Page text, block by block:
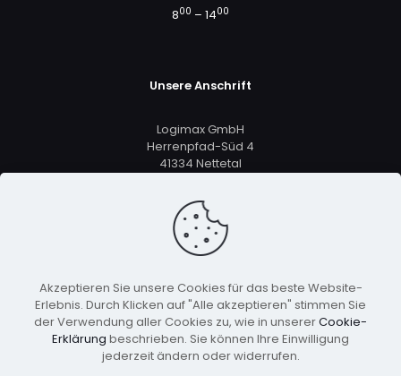
800 – 1400
Unsere Anschrift
Logimax GmbH
Herrenpfad-Süd 4
41334 Nettetal
+49 2161 5633 8801
vertrieb@logimax.de
Akzeptieren Sie unsere Cookies für das beste Website-
Erlebnis. Durch Klicken auf "Alle akzeptieren" stimmen Sie
der Verwendung aller Cookies zu, wie in unsererCookie-
Erklärung beschrieben. Sie können Ihre Einwilligung
jederzeit ändern oder widerrufen.